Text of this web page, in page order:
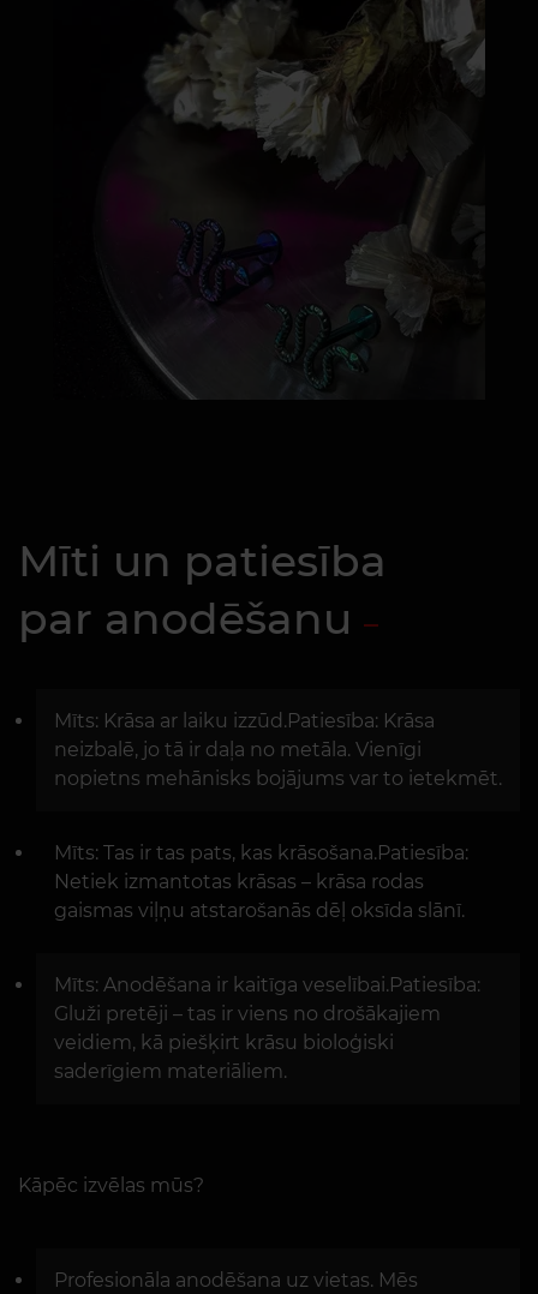
Mīti un patiesība
par anodēšanu
Mīts: Krāsa ar laiku izzūd.Patiesība: Krāsa
neizbalē, jo tā ir daļa no metāla. Vienīgi
nopietns mehānisks bojājums var to ietekmēt.
Mīts: Tas ir tas pats, kas krāsošana.Patiesība:
Netiek izmantotas krāsas – krāsa rodas
gaismas viļņu atstarošanās dēļ oksīda slānī.
Mīts: Anodēšana ir kaitīga veselībai.Patiesība:
Gluži pretēji – tas ir viens no drošākajiem
veidiem, kā piešķirt krāsu bioloģiski
saderīgiem materiāliem.
Kāpēc izvēlas mūs?
Profesionāla anodēšana uz vietas. Mēs